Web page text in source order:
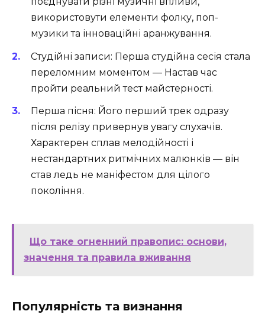
використовути елементи фолку, поп-
музики та інноваційні аранжування.
Студійні записи: Перша студійна сесія стала
переломним моментом — Настав час
пройти реальний тест майстерності.
Перша пісня: Його перший трек одразу
після релізу привернув увагу слухачів.
Характерен сплав мелодійності і
нестандартних ритмічних малюнків — він
став ледь не маніфестом для цілого
покоління.
Що таке огненний правопис: основи,
значення та правила вживання
Популярність та визнання